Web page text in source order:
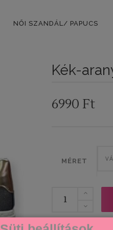
NŐI SZANDÁL/ PAPUCS
Kék-
6990 Ft
MÉRET
sneaker